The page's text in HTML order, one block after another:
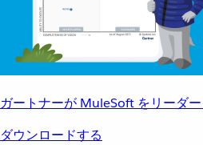
ガートナーが MuleSoft をリーダ
ダウンロードする